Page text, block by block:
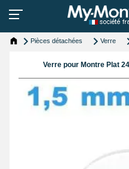
Pièces détachées Verre
Verre pour Montre Plat